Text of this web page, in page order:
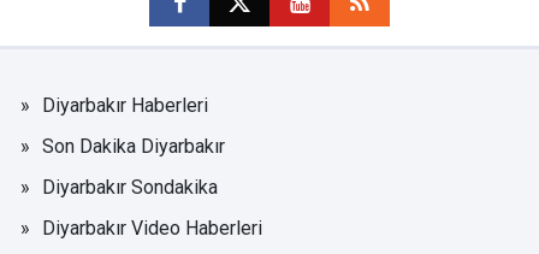
Diyarbakır Haberleri
Son Dakika Diyarbakır
Diyarbakır Sondakika
Diyarbakır Video Haberleri